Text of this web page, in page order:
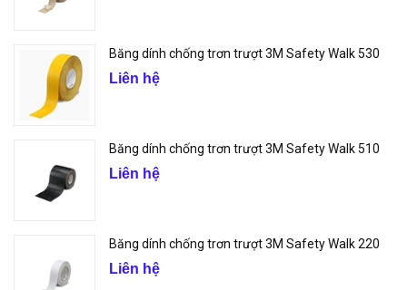
Băng dính chống trơn trượt 3M Safety Walk 530
Liên hệ
Băng dính chống trơn trượt 3M Safety Walk 510
Liên hệ
Băng dính chống trơn trượt 3M Safety Walk 220
Liên hệ